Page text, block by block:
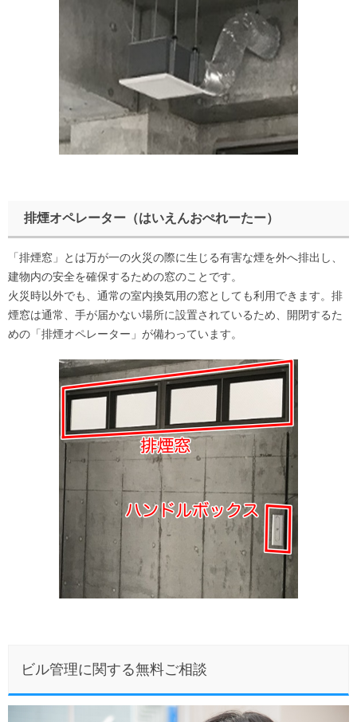
排煙オペレーター（はいえんおぺれーたー）
「排煙窓」とは万が一の火災の際に生じる有害な煙を外へ排出し、
建物内の安全を確保するための窓のことです。
火災時以外でも、通常の室内換気用の窓としても利用できます。排
煙窓は通常、手が届かない場所に設置されているため、開閉するた
めの「排煙オペレーター」が備わっています。
ビル管理に関する無料ご相談